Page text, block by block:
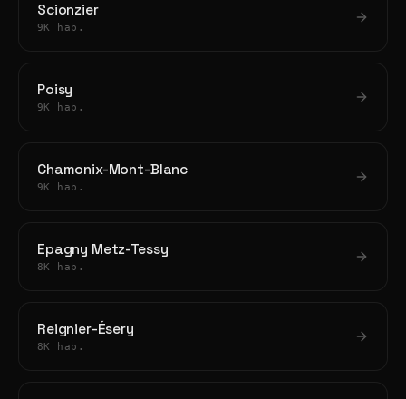
Scionzier
9K hab.
Poisy
9K hab.
Chamonix-Mont-Blanc
9K hab.
Epagny Metz-Tessy
8K hab.
Reignier-Ésery
8K hab.